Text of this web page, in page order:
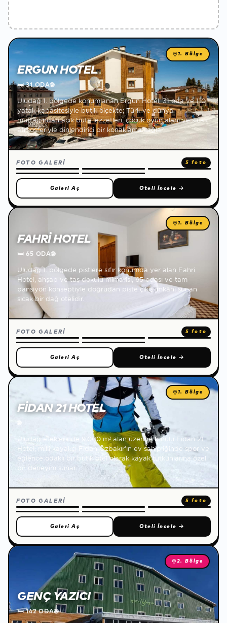
1. Bölge
ERGUN HOTEL
🛏31 ODA🌐
Uludağ 1. bölgede konumlanan Ergun Hotel, 31 oda ve 110
yatak kapasitesiyle butik ölçekte; Türk ve dünya
mutfağından açık büfe lezzetleri, çocuk oyun alanı ve sıcak
atmosferiyle dinlendirici bir konaklama sağlar.
FOTO GALERİ 5 foto
Galeri Aç Oteli İncele →
1. Bölge
FAHRI HOTEL
🛏65 ODA🌐
Uludağ 1. bölgede pistlere sıfır konumda yer alan Fahri
Hotel, ahşap ve taş dokulu mimarisi, 65 odası ve tam
pansiyon konseptiyle doğrudan piste çıkış imkânı sunan
sıcak bir dağ otelidir.
FOTO GALERİ 5 foto
Galeri Aç Oteli İncele →
1. Bölge
FIDAN 21 HOTEL
Uludağ eteklerinde 9.000 m² alan üzerine kurulu Fidan 21
Hotel, milli kayakçı Fidan Özbakır'ın ev sahipliğinde spor ve
eğlence odaklı bir butik otel olarak kayak tutkunlarına özel
bir deneyim sunar.
FOTO GALERİ 5 foto
Galeri Aç Oteli İncele →
2. Bölge
GENÇ YAZICI
🛏142 ODA🌐